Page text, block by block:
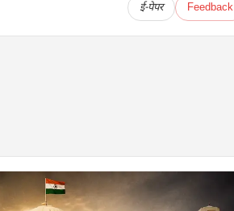
ई-पेपर Feedback